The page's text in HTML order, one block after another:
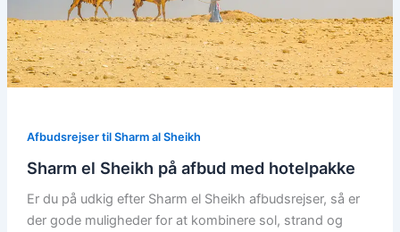
Afbudsrejser til Sharm al Sheikh
Sharm el Sheikh på afbud med hotelpakke
Er du på udkig efter Sharm el Sheikh afbudsrejser, så er
der gode muligheder for at kombinere sol, strand og